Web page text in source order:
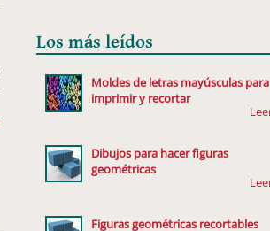
Los más leídos
Moldes de letras mayúsculas para
imprimir y recortar
Dibujos para hacer figuras
geométricas
Figuras geométricas recortables